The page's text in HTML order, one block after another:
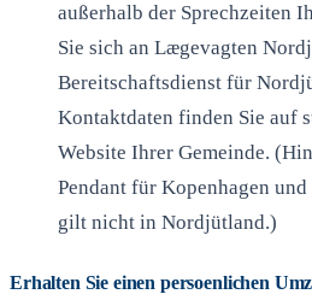
außerhalb der Sprechzeiten
Sie sich an Lægevagten
Bereitschaftsdienst für
Kontaktdaten finden Sie auf
Website Ihrer Gemeinde.
Pendant für Kopenhagen
gilt nicht in Nordjütland.)
Erhalten Sie einen persoenlichen